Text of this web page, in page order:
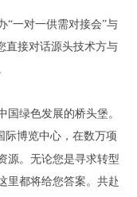
“一对一供需对接会”与
直接对话源头技术方与
绿色发展的桥头堡。
际博览中心，在数万项
源。无论您是寻求转型
里都将给您答案。共赴